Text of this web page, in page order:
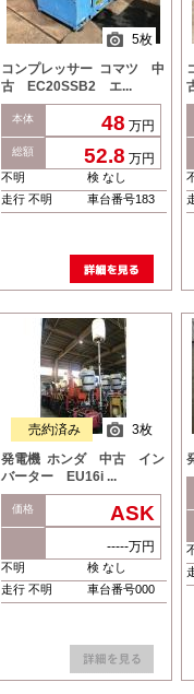
5枚
コンプレッサー コマツ 中
古 EC20SSB2 エ...
本体 48 万円
総額 52.8 万円
不明
検 なし
走行 不明
車台番号183
3枚
売約済み
発電機 ホンダ 中古 イン
バーター EU16i ...
価格 ASK
-----万円
不明
検 なし
走行 不明
車台番号000